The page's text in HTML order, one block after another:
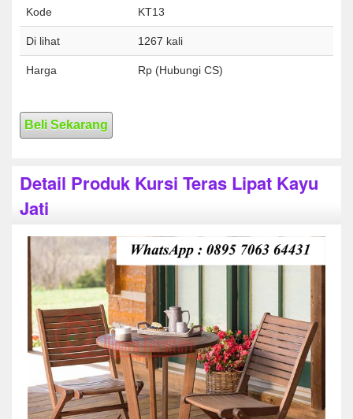
Kode KT13
Di lihat 1267 kali
Harga Rp (Hubungi CS)
Beli Sekarang
Detail Produk Kursi Teras Lipat Kayu
Jati